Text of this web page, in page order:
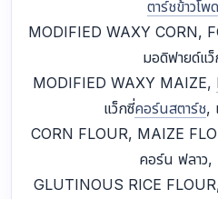
ตาร์ชข้าวโพด
MODIFIED WAXY CORN,
มอดิฟายด์แ
MODIFIED WAXY MAIZE,
แว็กซี่คอร์นสตาร์ช,
CORN FLOUR, MAIZE
คอร์น ฟลาว,
GLUTINOUS RICE